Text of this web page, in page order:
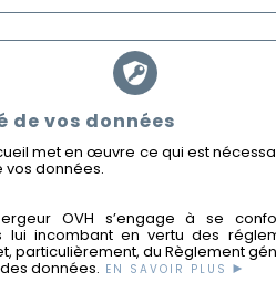
de vos données
met en œuvre ce qui est
vos données.
OVH s’engage à se
lui incombant en vertu des
particulièrement, du Règlement
données. EN SAVOIR PLUS ►